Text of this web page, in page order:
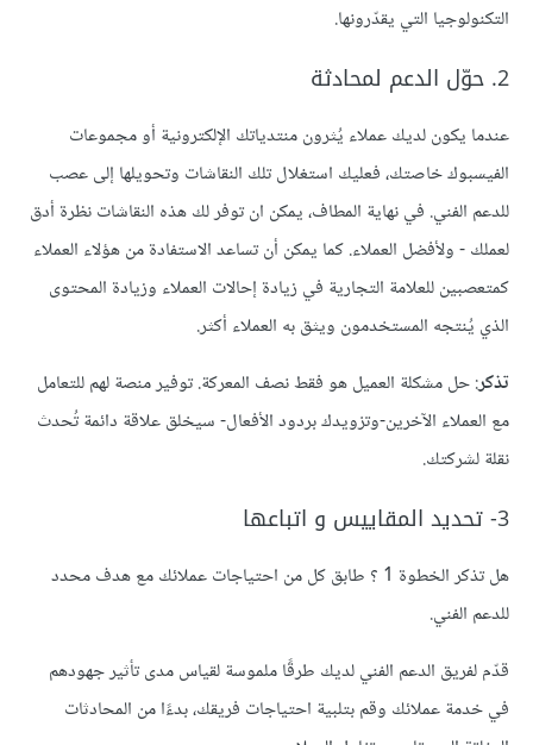
التكنولوجيا التي يقدّرونها.
2. حوّل الدعم لمحادثة
عندما يكون لديك عملاء يُثرون منتدياتك الإلكترونية أو مجموعات
الفيسبوك خاصتك، فعليك استغلال تلك النقاشات وتحويلها إلى عصب
للدعم الفني. في نهاية المطاف، يمكن ان توفر لك هذه النقاشات نظرة أدق
لعملك - ولأفضل العملاء. كما يمكن أن تساعد الاستفادة من هؤلاء العملاء
كمتعصبين للعلامة التجارية في زيادة إحالات العملاء وزيادة المحتوى
الذي يُنتجه المستخدمون ويثق به العملاء أكثر.
تذكر: حل مشكلة العميل هو فقط نصف المعركة. توفير منصة لهم للتعامل
مع العملاء الآخرين-وتزويدك بردود الأفعال- سيخلق علاقة دائمة تُحدث
نقلة لشركتك.
3- تحديد المقاييس و اتباعها
هل تذكر الخطوة 1 ؟ طابق كل من احتياجات عملائك مع هدف محدد
للدعم الفني.
قدّم لفريق الدعم الفني لديك طرقًا ملموسة لقياس مدى تأثير جهودهم
في خدمة عملائك وقم بتلبية احتياجات فريقك، بدءًا من المحادثات